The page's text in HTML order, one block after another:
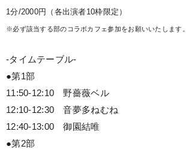
1分/2000円（各出演者10枠限定）
※必ず該当する部のコラボカフェ参加をお願いいたします。
-タイムテーブル-
●第1部
11:50-12:10 野薔薇ベル
12:10-12:30 音夢多ねむね
12:40-13:00 御園結唯
●第2部